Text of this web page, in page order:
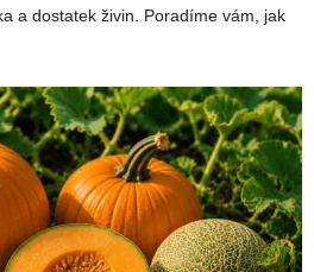
a dostatek živin. Poradíme vám, jak